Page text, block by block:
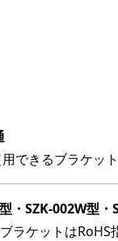
できるブラケッ
・SZK-002W型
ラケットはRoHS